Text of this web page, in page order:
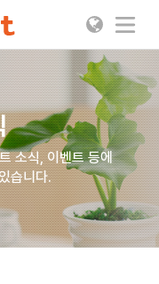
소식, 이벤트 등에
습니다.